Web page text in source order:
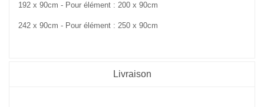
192 x 90cm - Pour élément : 200 x 90cm
242 x 90cm - Pour élément : 250 x 90cm
Livraison